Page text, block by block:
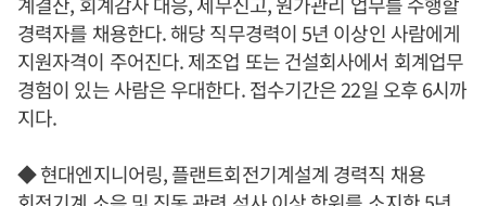
경력자를 채용한다. 해당 직무경력이 5년 이상인 사람에게
지원자격이 주어진다. 제조업 또는 건설회사에서 회계업무
경험이 있는 사람은 우대한다. 접수기간은 22일 오후 6시까
지다.
◆ 현대엔지니어링, 플랜트회전기계설계 경력직 채용